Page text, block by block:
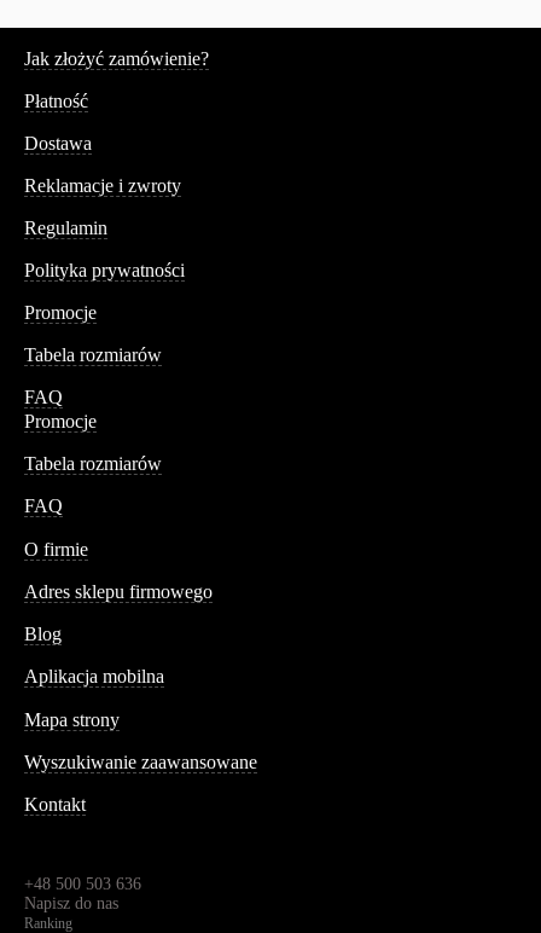
Jak złożyć zamówienie?
Płatność
Dostawa
Reklamacje i zwroty
Regulamin
Polityka prywatności
Promocje
Tabela rozmiarów
FAQ
Promocje
Tabela rozmiarów
FAQ
O firmie
Adres sklepu firmowego
Blog
Aplikacja mobilna
Mapa strony
Wyszukiwanie zaawansowane
Kontakt
+48 500 503 636
Napisz do nas
Ranking